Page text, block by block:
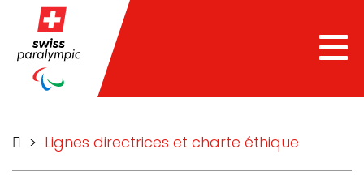
> Lignes directrices et charte éthique